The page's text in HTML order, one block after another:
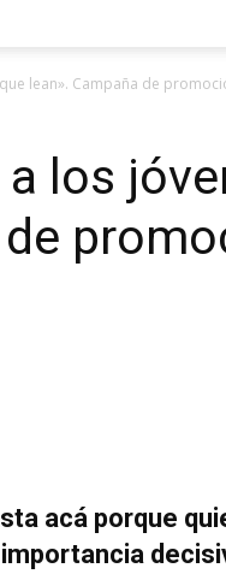
lean». Campaña de
los
de
acá porque